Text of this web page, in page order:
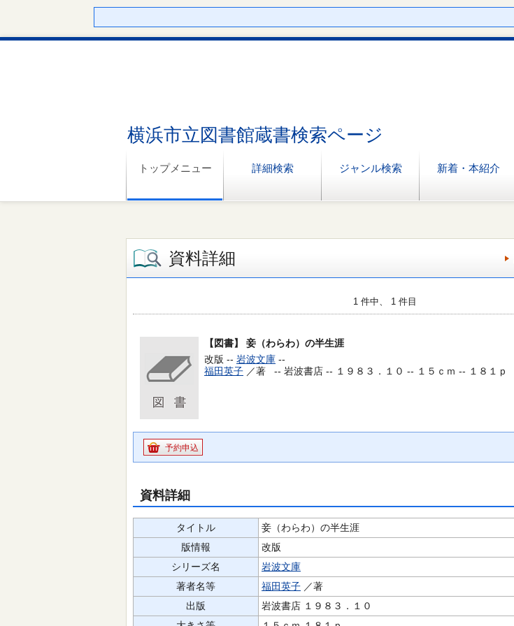
横浜市立図書館蔵書検索ページ
トップメニュー 詳細検索 ジャンル検索 新着・本紹介
資料詳細
1 件中、 1 件目
【図書】
妾（わらわ）の半生涯
改版 -- 岩波文庫 --
福田英子 ／著 -- 岩波書店 -- １９８３．１０ -- １５ｃｍ -- １８１ｐ
予約申込
資料詳細
タイトル
妾（わらわ）の半生涯
版情報
改版
シリーズ名
岩波文庫
著者名等
福田英子 ／著
出版
岩波書店 １９８３．１０